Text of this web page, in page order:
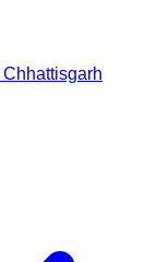
Chhattisgarh